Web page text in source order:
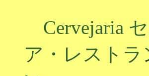
Cervejaria
ア・レスト